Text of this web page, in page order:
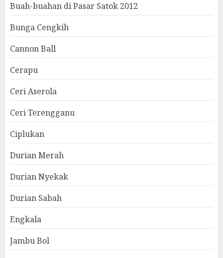
Buah-buahan di Pasar Satok 2012
Bunga Cengkih
Cannon Ball
Cerapu
Ceri Aserola
Ceri Terengganu
Ciplukan
Durian Merah
Durian Nyekak
Durian Sabah
Engkala
Jambu Bol